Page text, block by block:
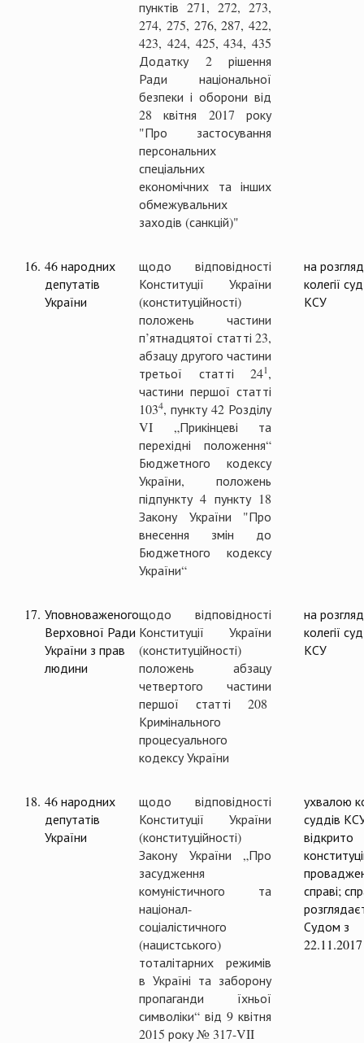
пунктів 271, 272, 273,
274, 275, 276, 287, 422,
423, 424, 425, 434, 435
Додатку 2 рішення
Ради національної
безпеки і оборони від
28 квітня 2017 року
"Про застосування
персональних
спеціальних
економічних та інших
обмежувальних
заходів (санкцій)"
16. 46 народних
депутатів
України
щодо відповідності
Конституції України
(конституційності)
положень частини
п’ятнадцятої статті 23,
абзацу другого частини
третьої статті 241,
частини першої статті
1034, пункту 42 Розділу
VI „Прикінцеві та
перехідні положення“
Бюджетного кодексу
України, положень
підпункту 4 пункту 18
Закону України "Про
внесення змін до
Бюджетного кодексу
України“
на
колегії
КСУ
17. Уповноваженого
Верховної Ради
України з прав
людини
щодо відповідності
Конституції України
(конституційності)
положень абзацу
четвертого частини
першої статті 208
Кримінального
процесуального
кодексу України
на
колегії
КСУ
18. 46 народних
депутатів
України
щодо відповідності
Конституції України
(конституційності)
Закону України „Про
засудження
комуністичного та
націонал-
соціалістичного
(нацистського)
тоталітарних режимів
в Україні та заборону
пропаганди їхньої
символіки“ від 9 квітня
2015 року № 317-VII
ухвалою
суддів
відкрито
справі;
Судом з
22.11.2017